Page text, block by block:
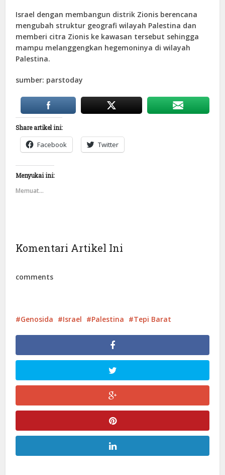
Israel dengan membangun distrik Zionis berencana
mengubah struktur geografi wilayah Palestina dan
memberi citra Zionis ke kawasan tersebut sehingga
mampu melanggengkan hegemoninya di wilayah
Palestina.
sumber: parstoday
Share artikel ini:
Facebook Twitter
Menyukai ini:
Memuat...
Komentari Artikel Ini
comments
Genosida Israel Palestina Tepi Barat